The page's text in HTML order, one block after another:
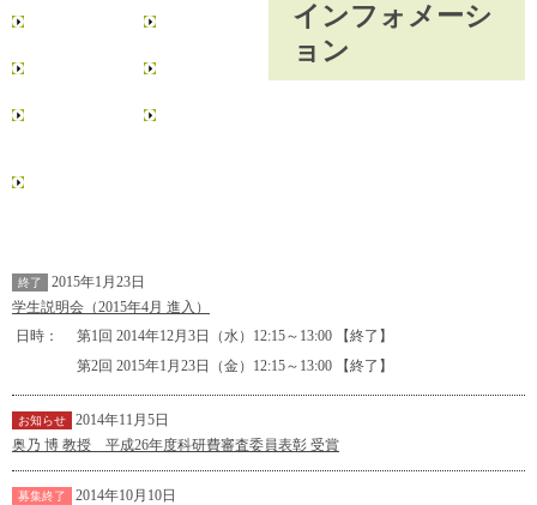
インフォメーシ
ョン
終了
2015年1月23日
学生説明会（2015年4月 進入）
日時：
第1回 2014年12月3日（水）12:15～13:00 【終了】
第2回 2015年1月23日（金）12:15～13:00 【終了】
お知らせ
2014年11月5日
奥乃 博 教授 平成26年度科研費審査委員表彰 受賞
募集終了
2014年10月10日